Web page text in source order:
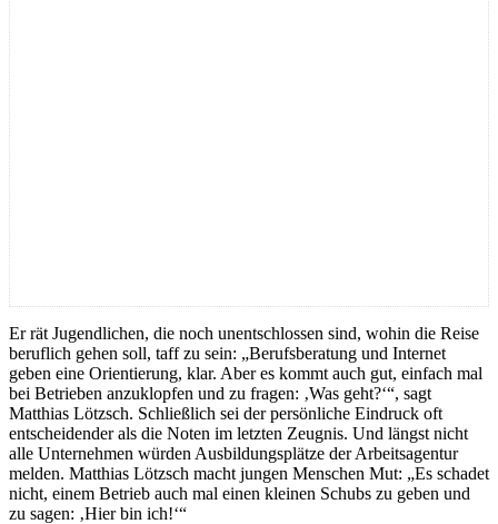
Er rät Jugendlichen, die noch unentschlossen sind, wohin die Reise
beruflich gehen soll, taff zu sein: „Berufsberatung und Internet
geben eine Orientierung, klar. Aber es kommt auch gut, einfach mal
bei Betrieben anzuklopfen und zu fragen: ‚Was geht?‘“, sagt
Matthias Lötzsch. Schließlich sei der persönliche Eindruck oft
entscheidender als die Noten im letzten Zeugnis. Und längst nicht
alle Unternehmen würden Ausbildungsplätze der Arbeitsagentur
melden. Matthias Lötzsch macht jungen Menschen Mut: „Es schadet
nicht, einem Betrieb auch mal einen kleinen Schubs zu geben und
zu sagen: ‚Hier bin ich!‘“